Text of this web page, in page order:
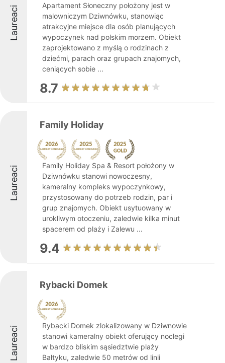
Laureaci
Apartament Słoneczny położony jest w
malowniczym Dziwnówku, stanowiąc
atrakcyjne miejsce dla osób planujących
wypoczynek nad polskim morzem. Obiekt
zaprojektowano z myślą o rodzinach z
dziećmi, parach oraz grupach znajomych,
ceniących sobie ...
8.7
Laureaci
Family Holiday
Family Holiday Spa & Resort położony w
Dziwnówku stanowi nowoczesny,
kameralny kompleks wypoczynkowy,
przystosowany do potrzeb rodzin, par i
grup znajomych. Obiekt usytuowany w
urokliwym otoczeniu, zaledwie kilka minut
spacerem od plaży i Zalewu ...
9.4
Laureaci
Rybacki Domek
Rybacki Domek zlokalizowany w Dziwnowie
stanowi kameralny obiekt oferujący noclegi
w bardzo bliskim sąsiedztwie plaży
Bałtyku, zaledwie 50 metrów od linii